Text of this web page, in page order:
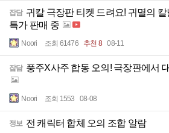
잡담 귀칼 극장판 티켓 드려요! 귀멸의
특가 판매 중
Noori 조회 61476 추천 8 08-11
잡담 풍주X사주 합동 오의! 극장판에서
Noori 조회 1553 08-08
정보 전 캐릭터 합체 오의 조합 알람